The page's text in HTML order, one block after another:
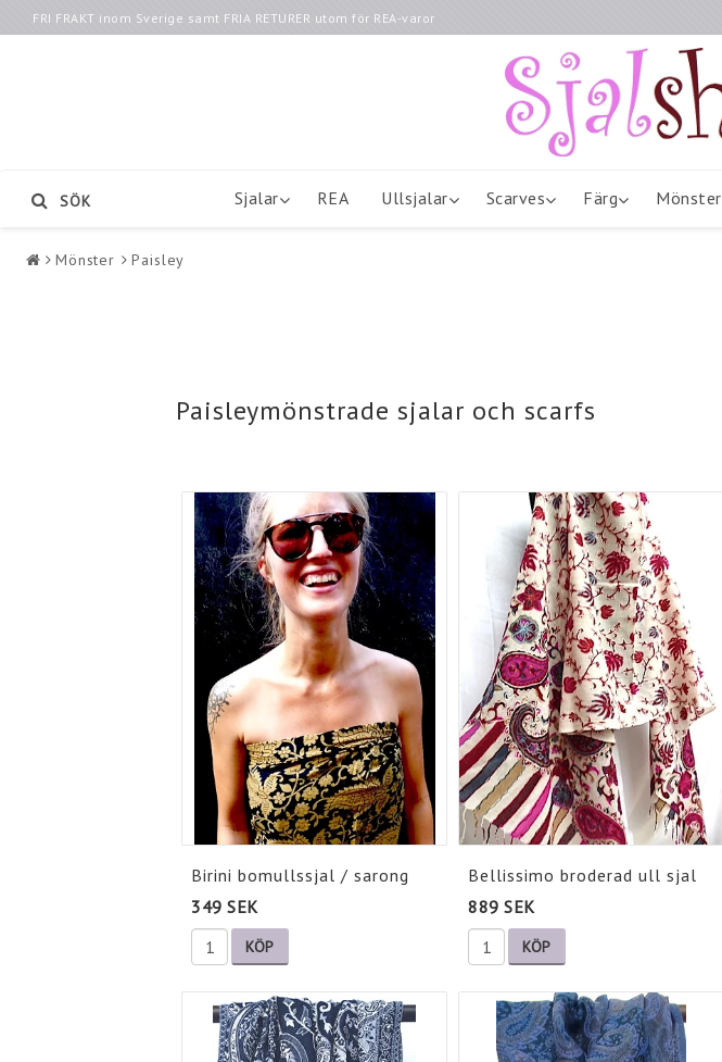
FRI FRAKT inom Sverige samt FRIA RETURER utom för REA-varor
Sjalar REA Ullsjalar Scarves Färg Mönster
SÖK
Mönster Paisley
Paisleymönstrade sjalar och scarfs
Birini bomullssjal / sarong
349 SEK
KÖP
Bellissimo broderad ull sjal
889 SEK
KÖP